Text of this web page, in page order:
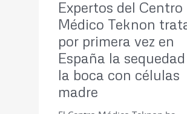
Expertos del Centro
Médico Teknon
por primera vez en
España la
la boca con células
madre